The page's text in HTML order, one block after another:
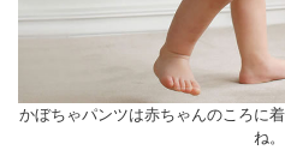
かぼちゃパンツは赤ちゃんのころに
ね。